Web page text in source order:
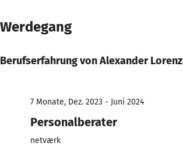
Werdegang
Berufserfahrung von Alexander Lorenz
7 Monate, Dez. 2023 - Juni 2024
Personalberater
netværk